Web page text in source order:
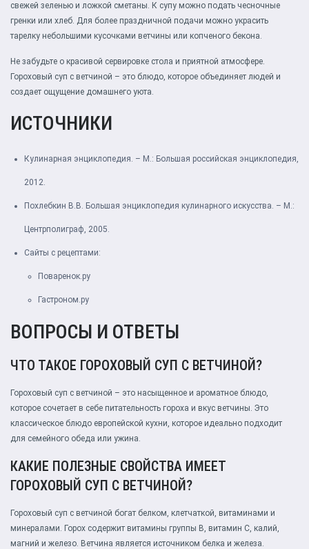
свежей зеленью и ложкой сметаны. К супу можно подать чесночные
гренки или хлеб. Для более праздничной подачи можно украсить
тарелку небольшими кусочками ветчины или копченого бекона.
Не забудьте о красивой сервировке стола и приятной атмосфере.
Гороховый суп с ветчиной – это блюдо, которое объединяет людей и
создает ощущение домашнего уюта.
ИСТОЧНИКИ
Кулинарная энциклопедия. – М.: Большая российская энциклопедия,
2012.
Похлебкин В.В. Большая энциклопедия кулинарного искусства. – М.:
Центрполиграф, 2005.
Сайты с рецептами:
Поваренок.ру
Гастроном.ру
ВОПРОСЫ И ОТВЕТЫ
ЧТО ТАКОЕ ГОРОХОВЫЙ СУП С ВЕТЧИНОЙ?
Гороховый суп с ветчиной – это насыщенное и ароматное блюдо,
которое сочетает в себе питательность гороха и вкус ветчины. Это
классическое блюдо европейской кухни, которое идеально подходит
для семейного обеда или ужина.
КАКИЕ ПОЛЕЗНЫЕ СВОЙСТВА ИМЕЕТ
ГОРОХОВЫЙ СУП С ВЕТЧИНОЙ?
Гороховый суп с ветчиной богат белком, клетчаткой, витаминами и
минералами. Горох содержит витамины группы B, витамин C, калий,
магний и железо. Ветчина является источником белка и железа.